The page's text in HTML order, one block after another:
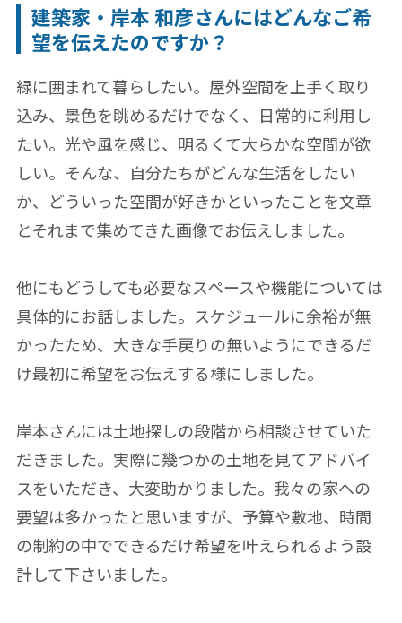
建築家・岸本 和彦さんにはどんなご希
望を伝えたのですか？
緑に囲まれて暮らしたい。屋外空間を上手く取り
込み、景色を眺めるだけでなく、日常的に利用し
たい。光や風を感じ、明るくて大らかな空間が欲
しい。そんな、自分たちがどんな生活をしたい
か、どういった空間が好きかといったことを文章
とそれまで集めてきた画像でお伝えしました。
他にもどうしても必要なスペースや機能については
具体的にお話しました。スケジュールに余裕が無
かったため、大きな手戻りの無いようにできるだ
け最初に希望をお伝えする様にしました。
岸本さんには土地探しの段階から相談させていた
だきました。実際に幾つかの土地を見てアドバイ
スをいただき、大変助かりました。我々の家への
要望は多かったと思いますが、予算や敷地、時間
の制約の中でできるだけ希望を叶えられるよう設
計して下さいました。